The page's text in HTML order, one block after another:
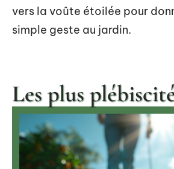
vers la voûte étoilée pour
simple geste au jardin.
Les plus